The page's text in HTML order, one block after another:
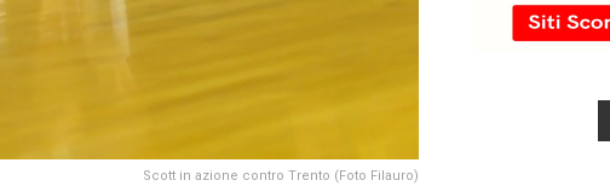
Scott in azione contro Trento (Foto Filauro)